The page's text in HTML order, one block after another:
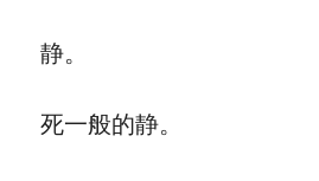
静。
死一般的静。